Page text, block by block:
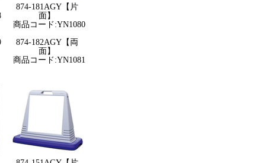
874-181AGY【片
面】
商品コード:YN1080
874-182AGY【両
面】
商品コード:YN1081